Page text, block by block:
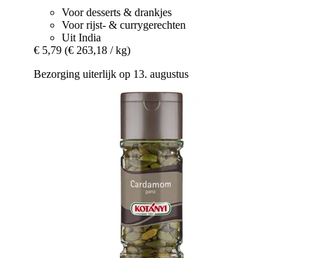
Voor desserts & drankjes
Voor rijst- & currygerechten
Uit India
€ 5,79 (€ 263,18 / kg)
Bezorging uiterlijk op 13. augustus